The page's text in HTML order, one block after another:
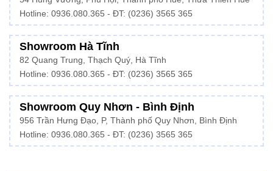
Hotline: 0936.080.365 - ĐT: (0236) 3565 365
Showroom Hà Tĩnh
82 Quang Trung, Thạch Quý, Hà Tĩnh
Hotline: 0936.080.365 - ĐT: (0236) 3565 365
Showroom Quy Nhơn - Bình Định
956 Trần Hưng Đạo, P, Thành phố Quy Nhơn, Bình Định
Hotline: 0936.080.365 - ĐT: (0236) 3565 365